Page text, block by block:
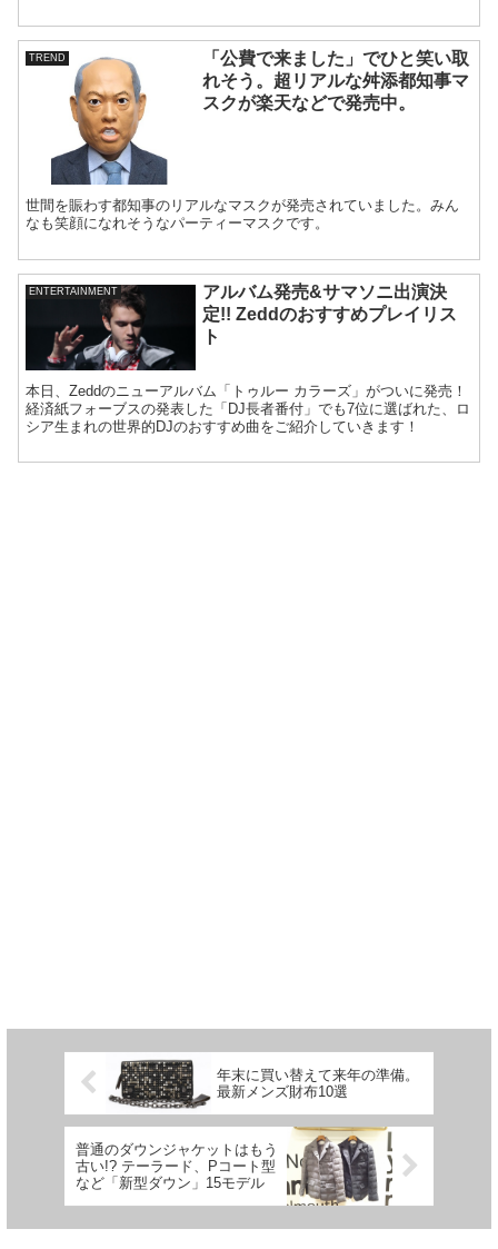
TREND
「公費で来ました」でひと笑い取
れそう。超リアルな舛添都知事マ
スクが楽天などで発売中。
世間を賑わす都知事のリアルなマスクが発売されていました。みん
なも笑顔になれそうなパーティーマスクです。
ENTERTAINMENT
アルバム発売&サマソニ出演決
定!! Zeddのおすすめプレイリス
ト
本日、Zeddのニューアルバム「トゥルー カラーズ」がついに発売！
経済紙フォーブスの発表した「DJ長者番付」でも7位に選ばれた、ロ
シア生まれの世界的DJのおすすめ曲をご紹介していきます！
年末に買い替えて来年の準備。
最新メンズ財布10選
普通のダウンジャケットはもう
古い!? テーラード、Pコート型
など「新型ダウン」15モデル